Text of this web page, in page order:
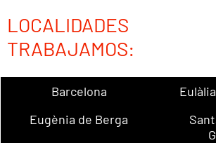
LOCALIDADES
TRABAJAMOS:
Barcelona
Eugènia de Berga